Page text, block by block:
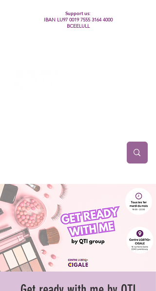
Support us:
IBAN LU97 0019 7555 3164 4000
BCEELULL